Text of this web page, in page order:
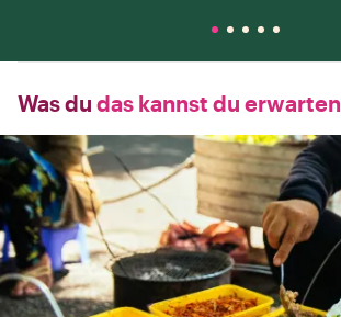
Was du das kannst du erwarten